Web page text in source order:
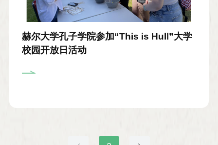
赫尔大学孔子学院参加“This is Hull”大学
校园开放日活动